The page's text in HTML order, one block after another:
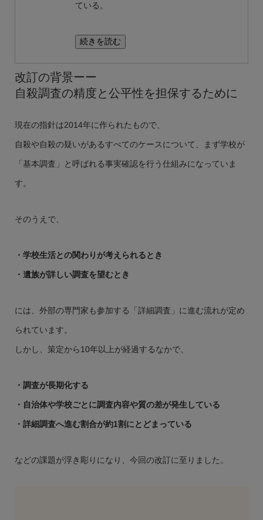
ている。
続きを読む
改訂の背景ーー
自殺調査の精度と公平性を担保するために
現在の指針は2014年に作られたもので、
自殺や自殺の疑いがあるすべてのケースについて、まず学校が
「基本調査」と呼ばれる事実確認を行う仕組みになっていま
す。
そのうえで、
・学校生活との関わりが考えられるとき
・遺族が詳しい調査を望むとき
には、外部の専門家も参加する「詳細調査」に進む流れが定め
られています。
しかし、策定から10年以上が経過するなかで、
・調査が長期化する
・自治体や学校ごとに調査内容や質の差が発生している
・詳細調査へ進む割合が約1割にとどまっている
などの課題が浮き彫りになり、今回の改訂に至りました。